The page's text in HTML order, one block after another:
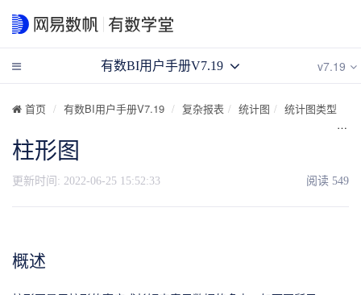
首页 有数BI用户手册V7.19 复杂报表 统计图 统计图类型
柱形图
更新时间: 2022-06-25 15:52:33 阅读 549
概述
有数BI用户手册V7.19 v7.19